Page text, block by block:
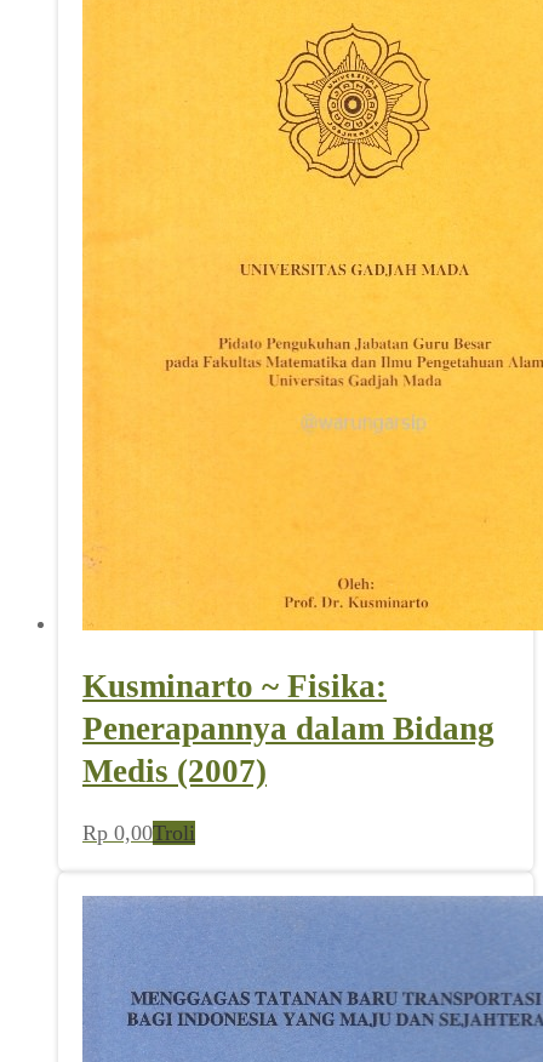
Kusminarto ~ Fisika:
Penerapannya dalam Bidang
Medis (2007)
Rp 0,00Troli